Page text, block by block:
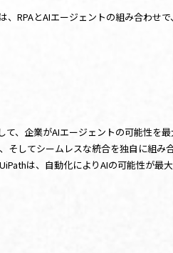
RPAとAIエージェントの組み合わせ
、企業がAIエージェントの可能性
してシームレスな統合を独自に組
は、自動化によりAIの可能性が